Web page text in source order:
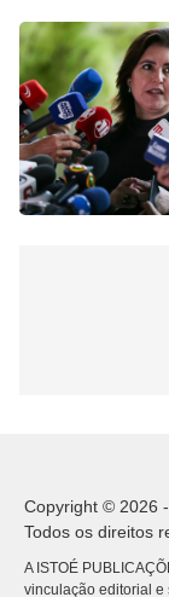
Copyright © 2026
Todos os direitos
A ISTOÉ
vinculação editorial e